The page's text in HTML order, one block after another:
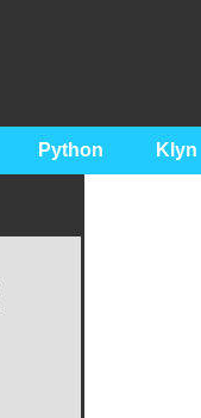
Python Klyn